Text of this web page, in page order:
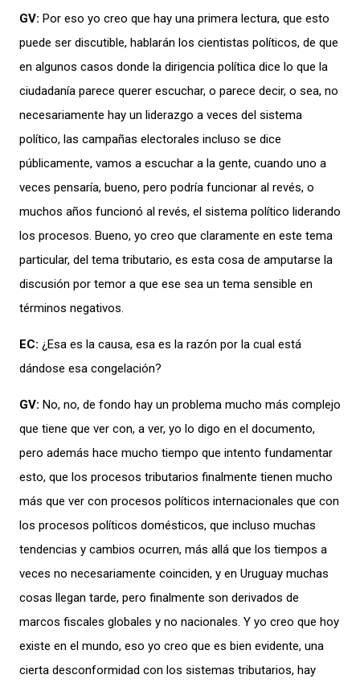
GV: Por eso yo creo que hay una primera lectura, que esto
puede ser discutible, hablarán los cientistas políticos, de que
en algunos casos donde la dirigencia política dice lo que la
ciudadanía parece querer escuchar, o parece decir, o sea, no
necesariamente hay un liderazgo a veces del sistema
político, las campañas electorales incluso se dice
públicamente, vamos a escuchar a la gente, cuando uno a
veces pensaría, bueno, pero podría funcionar al revés, o
muchos años funcionó al revés, el sistema político liderando
los procesos. Bueno, yo creo que claramente en este tema
particular, del tema tributario, es esta cosa de amputarse la
discusión por temor a que ese sea un tema sensible en
términos negativos.
EC: ¿Esa es la causa, esa es la razón por la cual está
dándose esa congelación?
GV: No, no, de fondo hay un problema mucho más complejo
que tiene que ver con, a ver, yo lo digo en el documento,
pero además hace mucho tiempo que intento fundamentar
esto, que los procesos tributarios finalmente tienen mucho
más que ver con procesos políticos internacionales que con
los procesos políticos domésticos, que incluso muchas
tendencias y cambios ocurren, más allá que los tiempos a
veces no necesariamente coinciden, y en Uruguay muchas
cosas llegan tarde, pero finalmente son derivados de
marcos fiscales globales y no nacionales. Y yo creo que hoy
existe en el mundo, eso yo creo que es bien evidente, una
cierta desconformidad con los sistemas tributarios, hay